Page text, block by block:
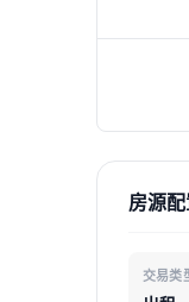
房源
交易类